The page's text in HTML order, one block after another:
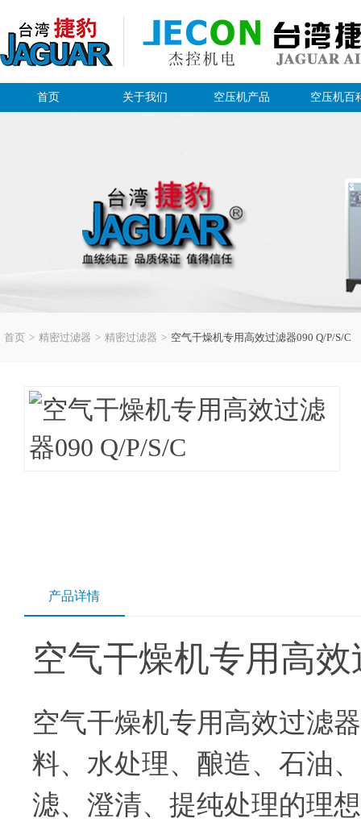
首页 关于我们 空压机产品 空压机百
首页 > 精密过滤器 > 精密过滤器 > 空气干燥机专用高效过滤器090 Q/P/S/C
产品详情
空气干燥机专用高效
空气干燥机专用高效过滤器
料、水处理、酿造、石油
滤、澄清、提纯处理的理